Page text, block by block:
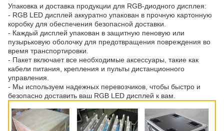
Упаковка и доставка продукции для RGB-диодного дисплея:
- RGB LED дисплей аккуратно упакован в прочную картонную
коробку для обеспечения безопасной доставки.
- Каждый дисплей упакован в защитную пеновую или
пузырьковую оболочку для предотвращения повреждения во
время транспортировки.
- Пакет включает все необходимые аксессуары, такие как
кабели питания, крепления и пульты дистанционного
управления.
- Мы используем надежных перевозчиков, чтобы быстро и
безопасно доставить ваш RGB LED дисплей к вам.